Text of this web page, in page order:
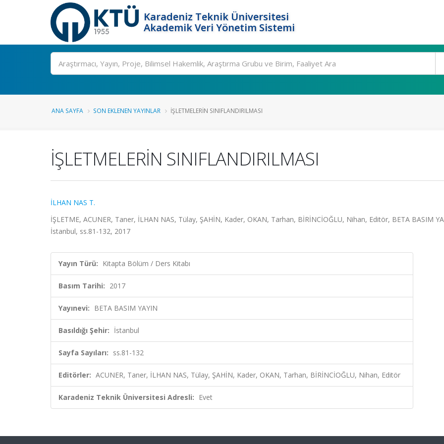
Karadeniz Teknik Üniversitesi
Akademik Veri Yönetim Sistemi
Ara
ANA SAYFA SON EKLENEN YAYINLAR İŞLETMELERİN SINIFLANDIRILMASI
İŞLETMELERİN SINIFLANDIRILMASI
İLHAN NAS T.
İŞLETME, ACUNER, Taner, İLHAN NAS, Tülay, ŞAHİN, Kader, OKAN, Tarhan, BİRİNCİOĞLU, Nihan, Editör, BETA BASIM
İstanbul, ss.81-132, 2017
Yayın Türü: Kitapta Bölüm / Ders Kitabı
Basım Tarihi: 2017
Yayınevi: BETA BASIM YAYIN
Basıldığı Şehir: İstanbul
Sayfa Sayıları: ss.81-132
Editörler: ACUNER, Taner, İLHAN NAS, Tülay, ŞAHİN, Kader, OKAN, Tarhan, BİRİNCİOĞLU, Nihan, Editör
Karadeniz Teknik Üniversitesi Adresli: Evet